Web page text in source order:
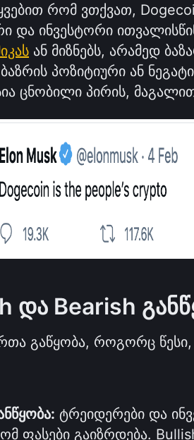
რომ ვთქვათ,
ან მიზნებს, არამედ
პოზიტიური ან
ცნობილი პირის,
და Bearish
გაწყობა, როგორც
ტრეიდერები და
ფასები გაიზრდება.